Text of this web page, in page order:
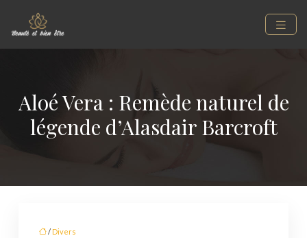
Aloé Vera : Remède naturel de
légende d’Alasdair Barcroft
/ Divers